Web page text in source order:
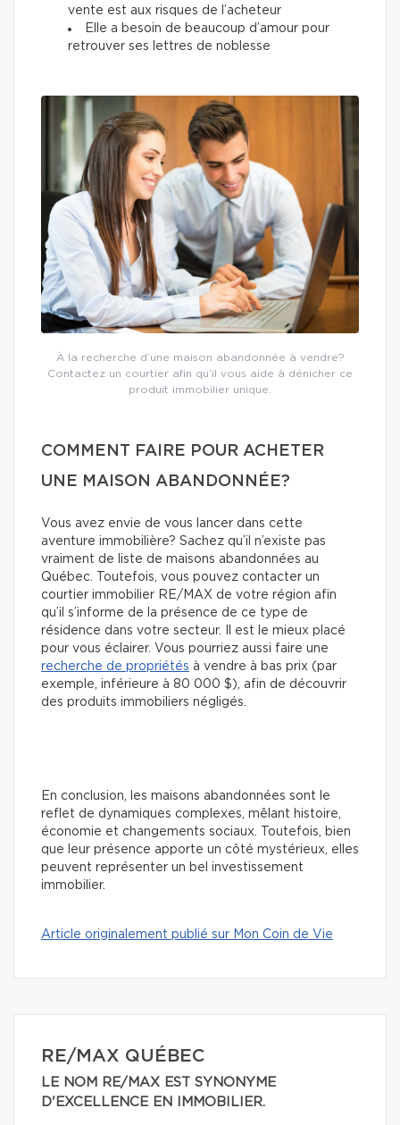
vente est aux risques de l’acheteur
Elle a besoin de beaucoup d’amour pour
retrouver ses lettres de noblesse
À la recherche d’une maison abandonnée à vendre?
Contactez un courtier afin qu’il vous aide à dénicher ce
produit immobilier unique.
COMMENT FAIRE POUR ACHETER
UNE MAISON ABANDONNÉE?
Vous avez envie de vous lancer dans cette
aventure immobilière? Sachez qu’il n’existe pas
vraiment de liste de maisons abandonnées au
Québec. Toutefois, vous pouvez contacter un
courtier immobilier RE/MAX de votre région afin
qu’il s’informe de la présence de ce type de
résidence dans votre secteur. Il est le mieux placé
pour vous éclairer. Vous pourriez aussi faire une
recherche de propriétés à vendre à bas prix (par
exemple, inférieure à 80 000 $), afin de découvrir
des produits immobiliers négligés.
En conclusion, les maisons abandonnées sont le
reflet de dynamiques complexes, mêlant histoire,
économie et changements sociaux. Toutefois, bien
que leur présence apporte un côté mystérieux, elles
peuvent représenter un bel investissement
immobilier.
Article originalement publié sur Mon Coin de Vie
RE/MAX QUÉBEC
LE NOM RE/MAX EST SYNONYME
D'EXCELLENCE EN IMMOBILIER.